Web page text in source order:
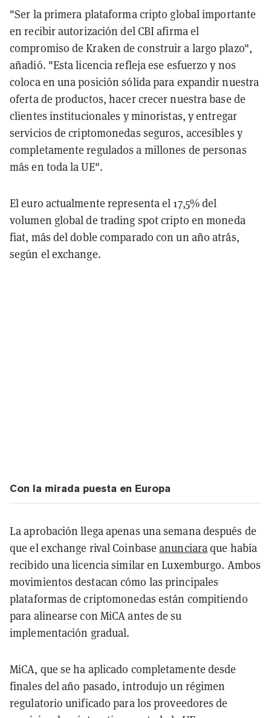
"Ser la primera plataforma cripto global importante
en recibir autorización del CBI afirma el
compromiso de Kraken de construir a largo plazo",
añadió. "Esta licencia refleja ese esfuerzo y nos
coloca en una posición sólida para expandir nuestra
oferta de productos, hacer crecer nuestra base de
clientes institucionales y minoristas, y entregar
servicios de criptomonedas seguros, accesibles y
completamente regulados a millones de personas
más en toda la UE".
El euro actualmente representa el 17,5% del
volumen global de trading spot cripto en moneda
fiat, más del doble comparado con un año atrás,
según el exchange.
Con la mirada puesta en Europa
La aprobación llega apenas una semana después de
que el exchange rival Coinbaseanunciaraque había
recibido una licencia similar en Luxemburgo. Ambos
movimientos destacan cómo las principales
plataformas de criptomonedas están compitiendo
para alinearse con MiCA antes de su
implementación gradual.
MiCA, que se ha aplicado completamente desde
finales del año pasado, introdujo un régimen
regulatorio unificado para los proveedores de